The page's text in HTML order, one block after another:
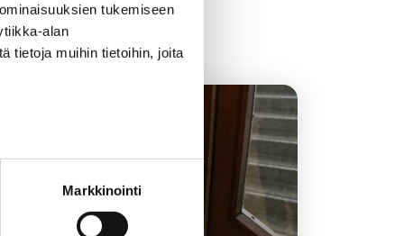
tukemiseen
alan
tietoja muihin tietoihin, joita
Markkinointi